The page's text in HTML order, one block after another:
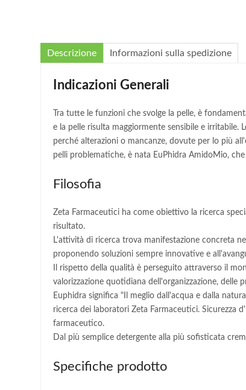
Descrizione Informazioni sulla spedizione
Indicazioni Generali
Tra tutte le funzioni che svolge la pelle, è
e la pelle risulta maggiormente sensibile e
perché alterazioni o mancanze, dovute per lo più
pelli problematiche, è nata EuPhidra AmidoMio,
Filosofia
Zeta Farmaceutici ha come obiettivo la ricerca
risultato.
L'attività di ricerca trova manifestazione concreta
proponendo soluzioni sempre innovative e
Il rispetto della qualità è perseguito attraverso il
valorizzazione quotidiana dell'organizzazione, delle
Euphidra significa "Il meglio dall'acqua e dalla
ricerca dei laboratori Zeta Farmaceutici. Sicurezza
farmaceutico.
Dal più semplice detergente alla più sofisticata
Specifiche prodotto